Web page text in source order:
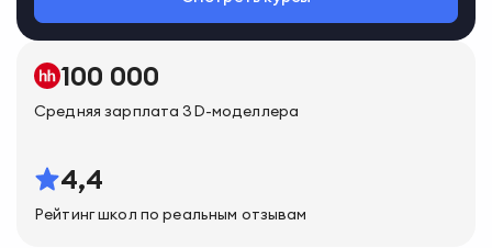
100 000
Средняя зарплата 3D-моделлера
4,4
Рейтинг школ по реальным отзывам